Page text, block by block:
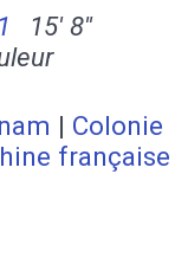
15' 8''
| Colonie
française